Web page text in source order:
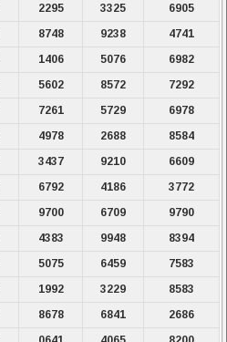
2295 3325
6905
8748 9238
4741
1406 5076
6982
5602 8572
7292
7261 5729
6978
4978 2688
8584
3437 9210
6609
6792 4186
3772
9700 6709
9790
4383 9948
8394
5075 6459
7583
1992 3229
8583
8678 6841
2686